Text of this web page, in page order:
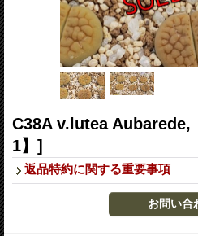
C38A v.lutea Aubarede,
1】]
返品特約に関する重要事項